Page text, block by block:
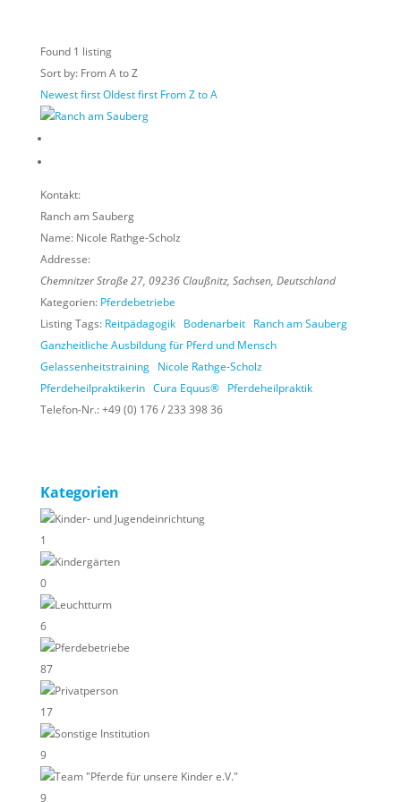
Found 1 listing
Sort by: From A to Z
Newest firstOldest first From Z to A
Kontakt:
Ranch am Sauberg
Name: Nicole Rathge-Scholz
Addresse:
Chemnitzer Straße 27, 09236Claußnitz, Sachsen, Deutschland
Kategorien: Pferdebetriebe
Listing Tags: Reitpädagogik Bodenarbeit Ranch am Sauberg
Ganzheitliche Ausbildung für Pferd und Mensch
Gelassenheitstraining Nicole Rathge-Scholz
Pferdeheilpraktikerin Cura Equus® Pferdeheilpraktik
Telefon-Nr.:+49 (0) 176 / 233 398 36
Kategorien
Kinder- und Jugendeinrichtung
1
Kindergärten
0
Leuchtturm
6
Pferdebetriebe
87
Privatperson
17
Sonstige Institution
9
Team "Pferde für unsere Kinder e.V."
9